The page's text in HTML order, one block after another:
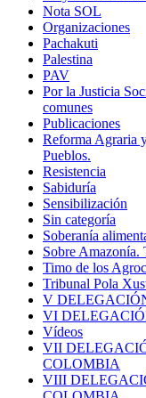
Nota SOL
Organizaciones
Pachakuti
Palestina
PAV
Por la Justicia
comunes
Publicaciones
Reforma Agraria
Pueblos.
Resistencia
Sabiduría
Sensibilización
Sin categoría
Soberanía
Sobre
Timo de los
Tribunal Pola
V
VI
Vídeos
VII
COLOMBIA
VIII